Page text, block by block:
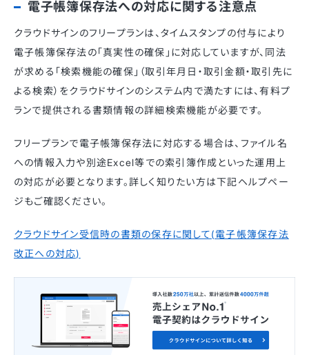
電子帳簿保存法への対応に関する注意点
クラウドサインのフリープランは、タイムスタンプの付与により
電子帳簿保存法の「真実性の確保」に対応していますが、同法
が求める「検索機能の確保」（取引年月日・取引金額・取引先に
よる検索）をクラウドサインのシステム内で満たすには、有料プ
ランで提供される書類情報の詳細検索機能が必要です。
フリープランで電子帳簿保存法に対応する場合は、ファイル名
への情報入力や別途Excel等での索引簿作成といった運用上
の対応が必要となります。詳しく知りたい方は下記ヘルプペー
ジもご確認ください。
クラウドサイン受信時の書類の保存に関して(電子帳簿保存法
改正への対応)